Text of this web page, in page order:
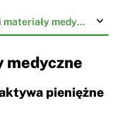
Sprzęt i materiały medyczne
medyczne
pieniężne